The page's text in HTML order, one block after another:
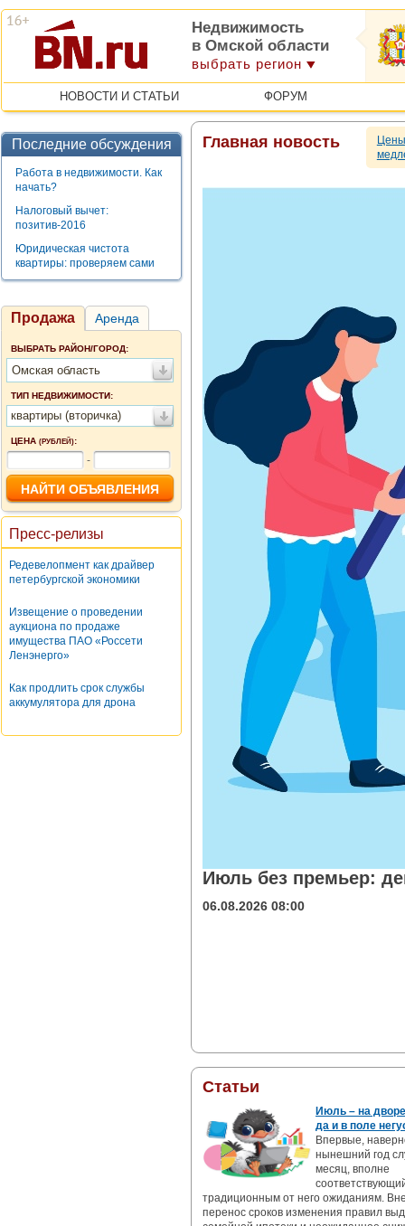
Недвижимость
в Омской области
выбрать регион
НОВОСТИ И СТАТЬИ ФОРУМ
Последние обсуждения
Работа в недвижимости. Как
начать?
Налоговый вычет:
позитив-2016
Юридическая чистота
квартиры: проверяем сами
Продажа Аренда
ВЫБРАТЬ РАЙОН/ГОРОД:
Омская область
ТИП НЕДВИЖИМОСТИ:
квартиры (вторичка)
ЦЕНА (РУБЛЕЙ):
-
Пресс-релизы
Редевелопмент как драйвер
петербургской экономики
Извещение о проведении
аукциона по продаже
имущества ПАО «Россети
Ленэнерго»
Как продлить срок службы
аккумулятора для дрона
Главная новость
Июль без премьер:
06.08.2026 08:00
Статьи
Июль – на
да и в поле
Впервые,
нынешний год
месяц, вполне
традиционным от него ожиданиям.
перенос сроков изменения правил